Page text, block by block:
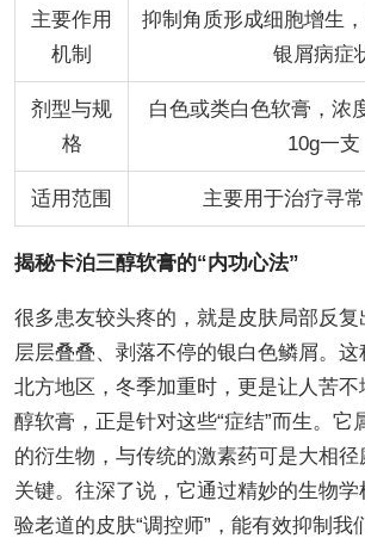
主要作用
机制
抑制角质形成细胞增生
银屑病症
剂型与规
格
白色或类白色软膏，浓
10g一支
适用范围 主要用于治疗寻
揭秘卡泊三醇软膏的“内功心法”
很多患友较头疼的，就是皮肤局部反
层层叠叠、剥落不停的银白色鳞屑。
北方地区，冬季加重时，更是让人苦
醇软膏，正是针对这些“症结”而生。它
的衍生物，与传统的激素药可是大相
关键。往深了说，它通过精妙的生物
验老道的皮肤“调控师”，能有效抑制我